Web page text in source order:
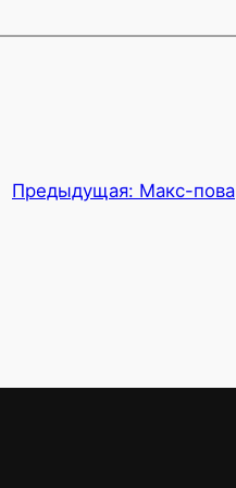
Предыдущая: Макс-